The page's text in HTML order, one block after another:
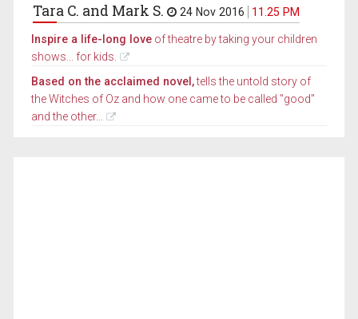
Tara C. and Mark S. 24 Nov 2016 11.25 PM
Inspire a life-long love of theatre by taking your children
shows... for kids.
Based on the acclaimed novel,tells the untold story of
the Witches of Oz and how one came to be called "good"
and the other...